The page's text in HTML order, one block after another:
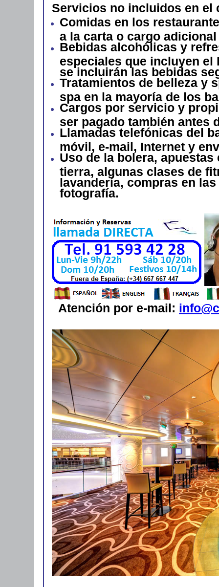
Servicios no incluidos en el
Comidas en los
a la carta o cargo
Bebidas alcohólicas y
especiales que incluyen el
se incluirán las bebidas
Tratamientos de belleza y
spa en la mayoría de los
Cargos por servicio y
ser pagado también antes
Llamadas telefónicas del
móvil, e-mail, Internet y
Uso de la bolera,
tierra, algunas clases de
lavandería, compras en
fotografía.
Atención por e-mail: